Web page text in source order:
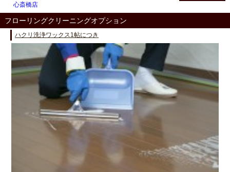
心斎橋店
フローリングクリーニングオプション
ハクリ洗浄ワックス1帖につき